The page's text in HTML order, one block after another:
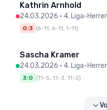
Kathrin Arnhold
24.03.2026 • 4. Liga-Herren |
0:3 (6-11, 6-11, 1-11)
Sascha Kramer
24.03.2026 • 4. Liga-Herren |
3:0 (11-5, 11-3, 11-2)